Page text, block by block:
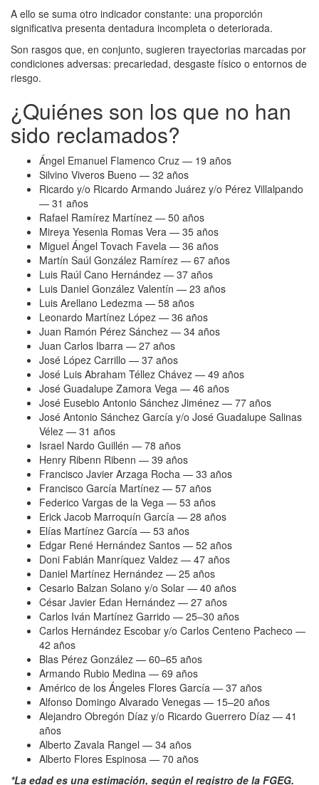
A ello se suma otro indicador constante: una proporción
significativa presenta dentadura incompleta o deteriorada.
Son rasgos que, en conjunto, sugieren trayectorias marcadas por
condiciones adversas: precariedad, desgaste físico o entornos de
riesgo.
¿Quiénes son los que no han
sido reclamados?
Ángel Emanuel Flamenco Cruz — 19 años
Silvino Viveros Bueno — 32 años
Ricardo y/o Ricardo Armando Juárez y/o Pérez Villalpando
— 31 años
Rafael Ramírez Martínez — 50 años
Mireya Yesenia Romas Vera — 35 años
Miguel Ángel Tovach Favela — 36 años
Martín Saúl González Ramírez — 67 años
Luis Raúl Cano Hernández — 37 años
Luis Daniel González Valentín — 23 años
Luis Arellano Ledezma — 58 años
Leonardo Martínez López — 36 años
Juan Ramón Pérez Sánchez — 34 años
Juan Carlos Ibarra — 27 años
José López Carrillo — 37 años
José Luis Abraham Téllez Chávez — 49 años
José Guadalupe Zamora Vega — 46 años
José Eusebio Antonio Sánchez Jiménez — 77 años
José Antonio Sánchez García y/o José Guadalupe Salinas
Vélez — 31 años
Israel Nardo Guillén — 78 años
Henry Ribenn Ribenn — 39 años
Francisco Javier Arzaga Rocha — 33 años
Francisco García Martínez — 57 años
Federico Vargas de la Vega — 53 años
Erick Jacob Marroquín García — 28 años
Elías Martínez García — 53 años
Edgar René Hernández Santos — 52 años
Doni Fabián Manríquez Valdez — 47 años
Daniel Martínez Hernández — 25 años
Cesario Balzan Solano y/o Solar — 40 años
César Javier Edan Hernández — 27 años
Carlos Iván Martínez Garrido — 25–30 años
Carlos Hernández Escobar y/o Carlos Centeno Pacheco —
42 años
Blas Pérez González — 60–65 años
Armando Rubio Medina — 69 años
Américo de los Ángeles Flores García — 37 años
Alfonso Domingo Alvarado Venegas — 15–20 años
Alejandro Obregón Díaz y/o Ricardo Guerrero Díaz — 41
años
Alberto Zavala Rangel — 34 años
Alberto Flores Espinosa — 70 años
*La edad es una estimación, según el registro de la FGEG.